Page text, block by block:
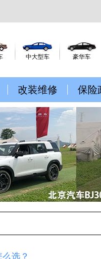
中大型车 豪华车
改装维修 保险
选？